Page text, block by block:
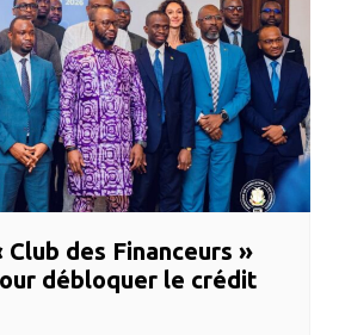
Club des Financeurs »
débloquer le crédit